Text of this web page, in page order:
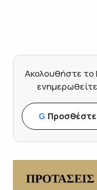
Ακολουθήστε το
G Προσθέστε